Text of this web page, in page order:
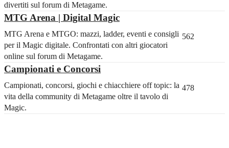
divertiti sul forum di Metagame.
MTG Arena | Digital Magic
MTG Arena e MTGO: mazzi, ladder, eventi e consigli
per il Magic digitale. Confrontati con altri giocatori
online sul forum di Metagame.
562
Campionati e Concorsi
Campionati, concorsi, giochi e chiacchiere off topic: la
vita della community di Metagame oltre il tavolo di
Magic.
478